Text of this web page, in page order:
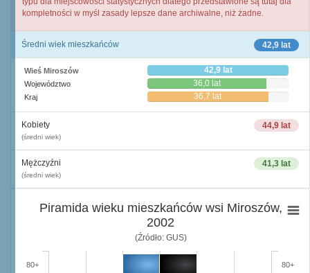
kompletności w myśl zasady lepsze dane archiwalne, niż żadne.
42,9 lat
Średni wiek mieszkańców
Wieś Miroszów 42,9 lat
Województwo 36,0 lat
Kraj 36,7 lat
44,9 lat
Kobiety
(średni wiek)
41,3 lat
Mężczyźni
(średni wiek)
Piramida wieku mieszkańców wsi Miroszów,
2002
(Źródło: GUS)
80+ 80+